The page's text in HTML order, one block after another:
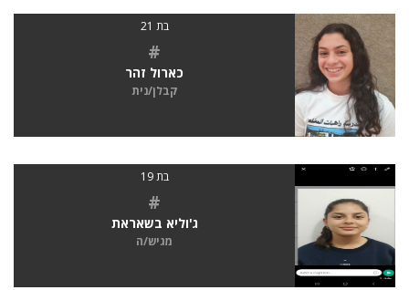
בת 21
#
כארול זהר
קבלן/נית
בת 19
#
ג'וליא בשאראת
מגיש/ה